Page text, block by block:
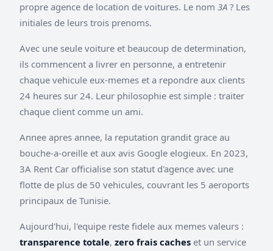
propre agence de location de voitures. Le nom 3A ? Les
initiales de leurs trois prenoms.
Avec une seule voiture et beaucoup de determination,
ils commencent a livrer en personne, a entretenir
chaque vehicule eux-memes et a repondre aux clients
24 heures sur 24. Leur philosophie est simple : traiter
chaque client comme un ami.
Annee apres annee, la reputation grandit grace au
bouche-a-oreille et aux avis Google elogieux. En 2023,
3A Rent Car officialise son statut d'agence avec une
flotte de plus de 50 vehicules, couvrant les 5 aeroports
principaux de Tunisie.
Aujourd'hui, l'equipe reste fidele aux memes valeurs :
transparence totale, zero frais caches et un service